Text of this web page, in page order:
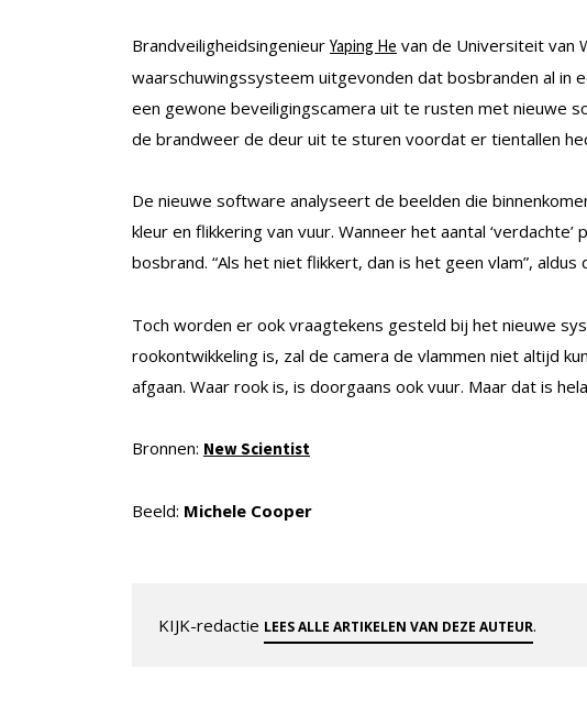
Brandveiligheidsingenieur Yaping He van de Universiteit van
waarschuwingssysteem uitgevonden dat bosbranden al in
een gewone beveiligingscamera uit te rusten met nieuwe
de brandweer de deur uit te sturen voordat er tientallen
De nieuwe software analyseert de beelden die
kleur en flikkering van vuur. Wanneer het aantal
bosbrand. “Als het niet flikkert, dan is het geen vlam”, aldus
Toch worden er ook vraagtekens gesteld bij het nieuwe
rookontwikkeling is, zal de camera de vlammen niet altijd
afgaan. Waar rook is, is doorgaans ook vuur. Maar dat is
Bronnen: New Scientist
Beeld: Michele Cooper
KIJK-redactie LEES ALLE ARTIKELEN VAN DEZE AUTEUR.